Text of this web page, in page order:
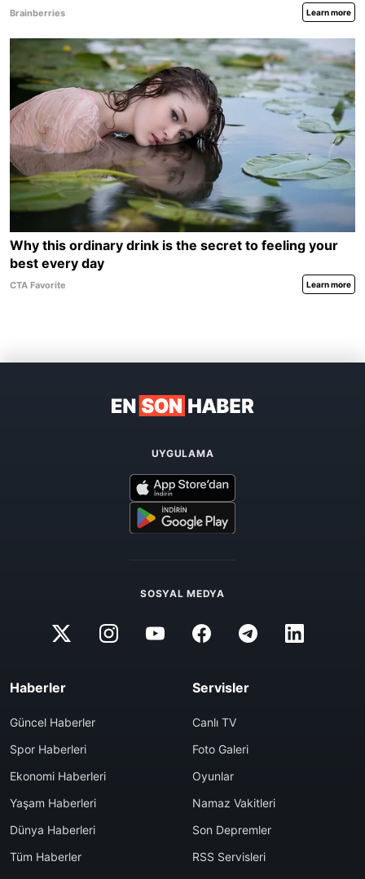
UYGULAMA
SOSYAL MEDYA
Haberler
Güncel Haberler
Spor Haberleri
Ekonomi Haberleri
Yaşam Haberleri
Dünya Haberleri
Tüm Haberler
Servisler
Canlı TV
Foto Galeri
Oyunlar
Namaz Vakitleri
Son Depremler
RSS Servisleri